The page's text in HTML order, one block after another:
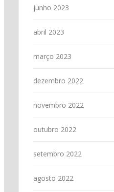
junho 2023
abril 2023
março 2023
dezembro 2022
novembro 2022
outubro 2022
setembro 2022
agosto 2022